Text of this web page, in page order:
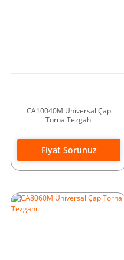
CA10040M Üniversal Çap
Torna Tezgahı
Fiyat Sorunuz